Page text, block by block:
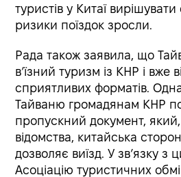
туристів у Китаї
ризики поїздок зросли.
Рада також заявила, що
в’їзний туризм із КНР і вже
сприятливих форматів.
Тайваню громадянам КНР
пропускний документ,
відомства, китайська
дозволяє виїзд. У зв’язку з
Асоціацію туристичних